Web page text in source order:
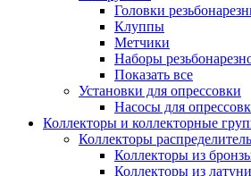
Головки
Клуппы
Метчики
Наборы
Показать все
Установки для опрессовки
Насосы для
Коллекторы и коллекторные
Коллекторы
Коллекторы из
Коллекторы из латуни